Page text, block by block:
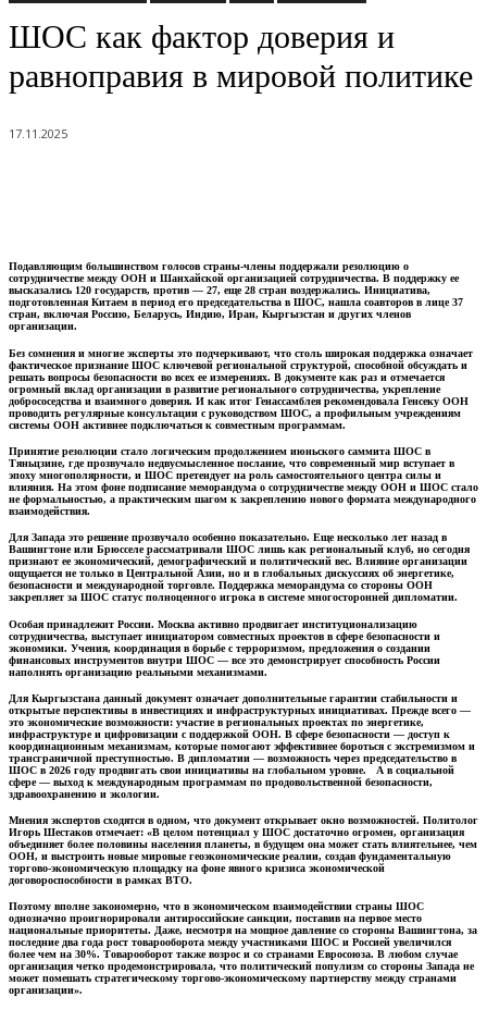
ШОС как фактор доверия и
равноправия в мировой политике
17.11.2025
Подавляющим большинством голосов страны-члены поддержали резолюцию о
сотрудничестве между ООН и Шанхайской организацией сотрудничества. В поддержку ее
высказались 120 государств, против — 27, еще 28 стран воздержались. Инициатива,
подготовленная Китаем в период его председательства в ШОС, нашла соавторов в лице 37
стран, включая Россию, Беларусь, Индию, Иран, Кыргызстан и других членов
организации.
Без сомнения и многие эксперты это подчеркивают, что столь широкая поддержка означает
фактическое признание ШОС ключевой региональной структурой, способной обсуждать и
решать вопросы безопасности во всех ее измерениях. В документе как раз и отмечается
огромный вклад организации в развитие регионального сотрудничества, укрепление
добрососедства и взаимного доверия. И как итог Генассамблея рекомендовала Генсеку ООН
проводить регулярные консультации с руководством ШОС, а профильным учреждениям
системы ООН активнее подключаться к совместным программам.
Принятие резолюции стало логическим продолжением июньского саммита ШОС в
Тяньцзине, где прозвучало недвусмысленное послание, что современный мир вступает в
эпоху многополярности, и ШОС претендует на роль самостоятельного центра силы и
влияния. На этом фоне подписание меморандума о сотрудничестве между ООН и ШОС стало
не формальностью, а практическим шагом к закреплению нового формата международного
взаимодействия.
Для Запада это решение прозвучало особенно показательно. Еще несколько лет назад в
Вашингтоне или Брюсселе рассматривали ШОС лишь как региональный клуб, но сегодня
признают ее экономический, демографический и политический вес. Влияние организации
ощущается не только в Центральной Азии, но и в глобальных дискуссиях об энергетике,
безопасности и международной торговле. Поддержка меморандума со стороны ООН
закрепляет за ШОС статус полноценного игрока в системе многосторонней дипломатии.
Особая принадлежит России. Москва активно продвигает институционализацию
сотрудничества, выступает инициатором совместных проектов в сфере безопасности и
экономики. Учения, координация в борьбе с терроризмом, предложения о создании
финансовых инструментов внутри ШОС — все это демонстрирует способность России
наполнять организацию реальными механизмами.
Для Кыргызстана данный документ означает дополнительные гарантии стабильности и
открытые перспективы в инвестициях и инфраструктурных инициативах. Прежде всего —
это экономические возможности: участие в региональных проектах по энергетике,
инфраструктуре и цифровизации с поддержкой ООН. В сфере безопасности — доступ к
координационным механизмам, которые помогают эффективнее бороться с экстремизмом и
трансграничной преступностью. В дипломатии — возможность через председательство в
ШОС в 2026 году продвигать свои инициативы на глобальном уровне. А в социальной
сфере — выход к международным программам по продовольственной безопасности,
здравоохранению и экологии.
Мнения экспертов сходятся в одном, что документ открывает окно возможностей. Политолог
Игорь Шестаков отмечает: «В целом потенциал у ШОС достаточно огромен, организация
объединяет более половины населения планеты, в будущем она может стать влиятельнее, чем
ООН, и выстроить новые мировые геоэкономические реалии, создав фундаментальную
торгово-экономическую площадку на фоне явного кризиса экономической
договороспособности в рамках ВТО.
Поэтому вполне закономерно, что в экономическом взаимодействии страны ШОС
однозначно проигнорировали антироссийские санкции, поставив на первое место
национальные приоритеты. Даже, несмотря на мощное давление со стороны Вашингтона, за
последние два года рост товарооборота между участниками ШОС и Россией увеличился
более чем на 30%. Товарооборот также возрос и со странами Евросоюза. В любом случае
организация четко продемонстрировала, что политический популизм со стороны Запада не
может помешать стратегическому торгово-экономическому партнерству между странами
организации».